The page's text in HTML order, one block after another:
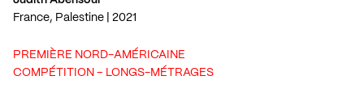
France, Palestine | 2021
PREMIÈRE NORD-AMÉRICAINE
COMPÉTITION – LONGS-MÉTRAGES